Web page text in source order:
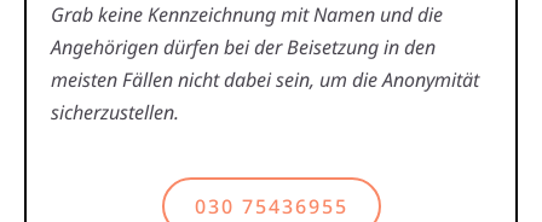
Grab keine Kennzeichnung mit Namen und die
Angehörigen dürfen bei der Beisetzung in den
meisten Fällen nicht dabei sein, um die Anonymität
sicherzustellen.
030 75436955